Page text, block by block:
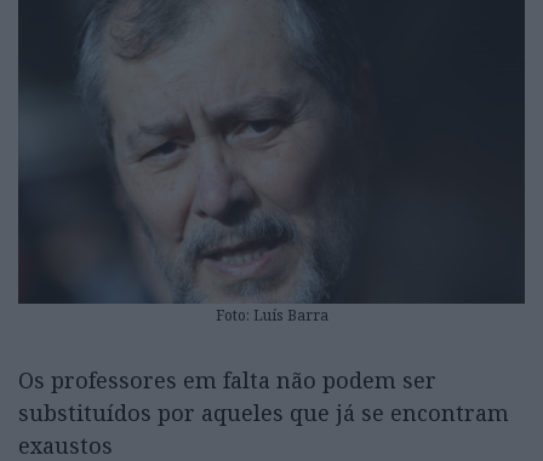
Foto: Luís Barra
Os professores em falta não podem ser
substituídos por aqueles que já se encontram
exaustos